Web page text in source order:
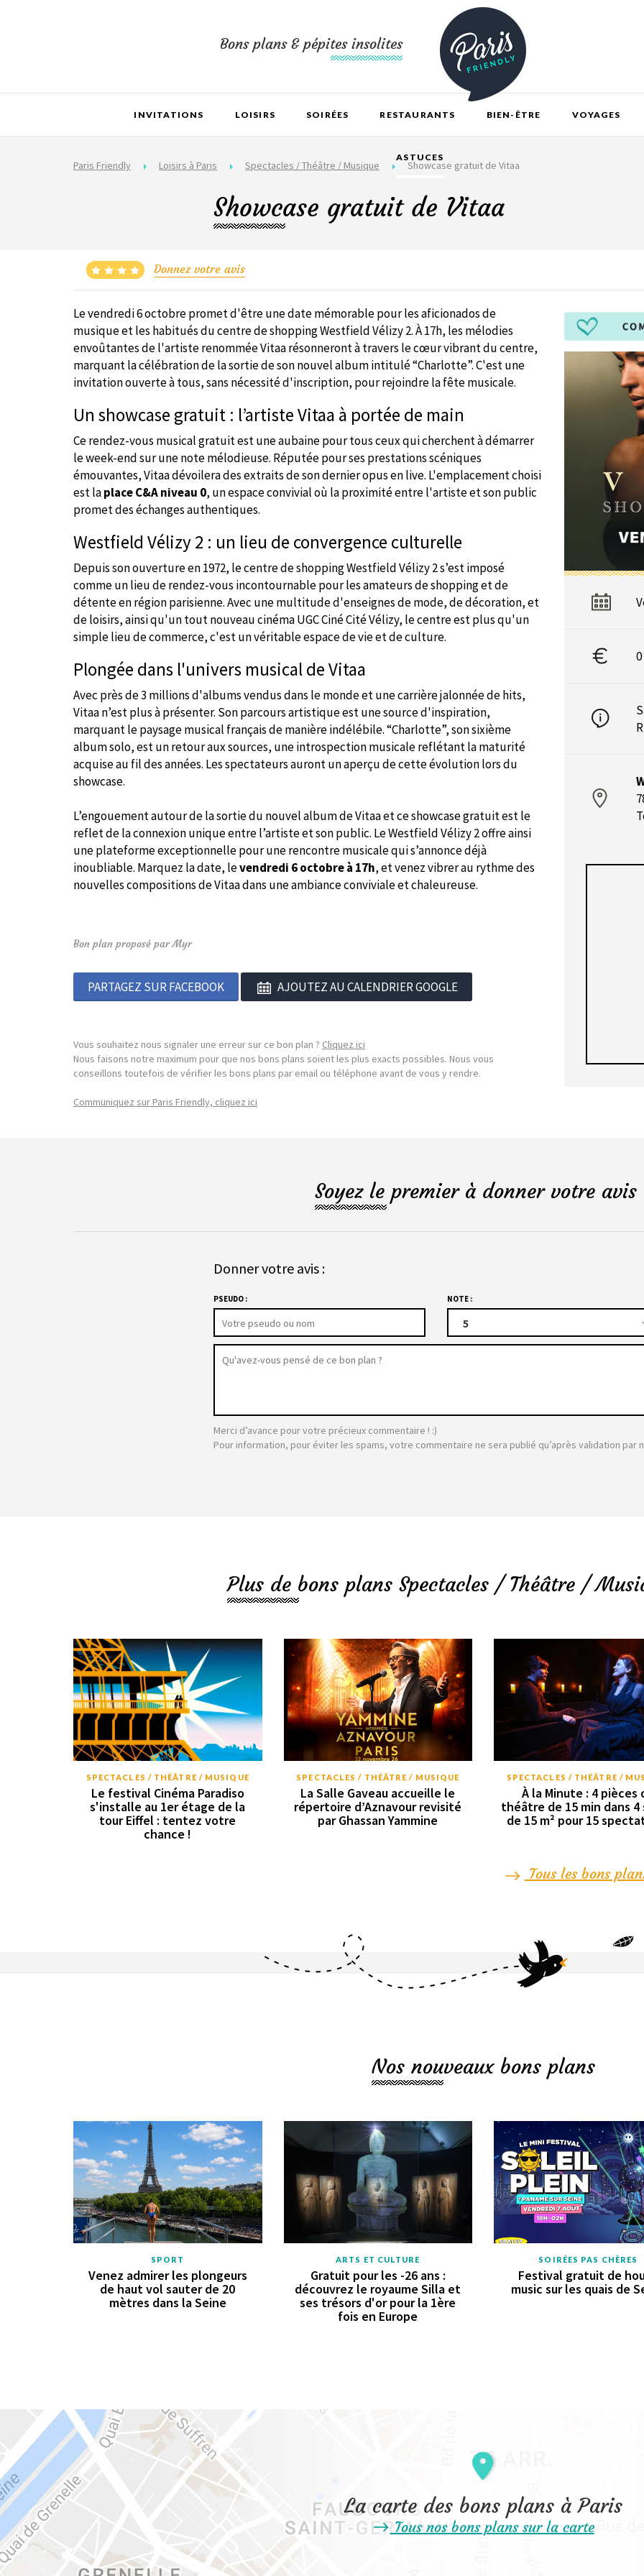
Bons plans & pépites insolites
INVITATIONS LOISIRS SOIRÉES RESTAURANTS BIEN-ÊTRE VOYAGES
ASTUCES
Paris Friendly Loisirs à Paris Spectacles / Théâtre / Musique Showcase gratuit de Vitaa
Showcase gratuit de Vitaa
Donnez votre avis
Le vendredi 6 octobre promet d'être une date mémorable pour les aficionados de
musique et les habitués du centre de shopping Westfield Vélizy 2. À 17h, les mélodies
envoûtantes de l'artiste renommée Vitaa résonneront à travers le cœur vibrant du centre,
marquant la célébration de la sortie de son nouvel album intitulé “Charlotte”. C'est une
invitation ouverte à tous, sans nécessité d'inscription, pour rejoindre la fête musicale.
Un showcase gratuit : l’artiste Vitaa à portée de main
Ce rendez-vous musical gratuit est une aubaine pour tous ceux qui cherchent à démarrer
le week-end sur une note mélodieuse. Réputée pour ses prestations scéniques
émouvantes, Vitaa dévoilera des extraits de son dernier opus en live. L'emplacement choisi
est laplace C&A niveau 0, un espace convivial où la proximité entre l'artiste et son public
promet des échanges authentiques.
Westfield Vélizy 2 : un lieu de convergence culturelle
Depuis son ouverture en 1972, le centre de shopping Westfield Vélizy 2 s’est imposé
comme un lieu de rendez-vous incontournable pour les amateurs de shopping et de
détente en région parisienne. Avec une multitude d'enseignes de mode, de décoration, et
de loisirs, ainsi qu'un tout nouveau cinéma UGC Ciné Cité Vélizy, le centre est plus qu'un
simple lieu de commerce, c'est un véritable espace de vie et de culture.
Plongée dans l'univers musical de Vitaa
Avec près de 3 millions d'albums vendus dans le monde et une carrière jalonnée de hits,
Vitaa n’est plus à présenter. Son parcours artistique est une source d'inspiration,
marquant le paysage musical français de manière indélébile. “Charlotte”, son sixième
album solo, est un retour aux sources, une introspection musicale reflétant la maturité
acquise au fil des années. Les spectateurs auront un aperçu de cette évolution lors du
showcase.
L’engouement autour de la sortie du nouvel album de Vitaa et ce showcase gratuit est le
reflet de la connexion unique entre l’artiste et son public. Le Westfield Vélizy 2 offre ainsi
une plateforme exceptionnelle pour une rencontre musicale qui s’annonce déjà
inoubliable. Marquez la date, levendredi 6 octobre à 17h, et venez vibrer au rythme des
nouvelles compositions de Vitaa dans une ambiance conviviale et chaleureuse.
Bon plan proposé par Myr
PARTAGEZ SUR FACEBOOK AJOUTEZ AU CALENDRIER GOOGLE
Vous souhaitez nous signaler une erreur sur ce bon plan ? Cliquez ici
Nous faisons notre maximum pour que nos bons plans soient les plus exacts possibles. Nous vous
conseillons toutefois de vérifier les bons plans par email ou téléphone avant de vous y rendre.
Communiquez sur Paris Friendly, cliquez ici
Soyez le premier à donner votre
Donner votre avis :
PSEUDO : NOTE :
5
Merci d’avance pour votre précieux commentaire ! :)
Pour information, pour éviter les spams, votre commentaire ne sera publié qu’après validation par
Plus de bons plans Spectacles / Théâtre /
SPECTACLES / THÉÂTRE / MUSIQUE
Le festival Cinéma Paradiso
s'installe au 1er étage de la
tour Eiffel : tentez votre
chance !
SPECTACLES / THÉÂTRE / MUSIQUE
La Salle Gaveau accueille le
répertoire d’Aznavour revisité
par Ghassan Yammine
SPECTACLES / THÉÂTRE /
À la Minute : 4 pièces
théâtre de 15 min dans 4
de 15 m² pour 15
Tous les bons
Nos nouveaux bons plans
SPORT
Venez admirer les plongeurs
de haut vol sauter de 20
mètres dans la Seine
ARTS ET CULTURE
Gratuit pour les -26 ans :
découvrez le royaume Silla et
ses trésors d'or pour la 1ère
fois en Europe
SOIRÉES PAS CHÈRES
Festival gratuit de
music sur les quais de
La carte des bons plans à Paris
Tous nos bons plans sur la carte